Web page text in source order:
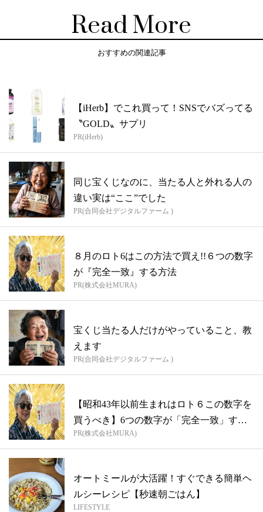
Read More
おすすめの関連記事
【iHerb】でこれ買って！SNSでバズってる
〝GOLD〟サプリ
PR(iHerb)
同じ宝くじなのに、当たる人と外れる人の
違い実は“ここ”でした
PR(合同会社デジタルファーム )
８月のロト6はこの方法で買え!!６つの数字
が『完全一致』する方法
PR(株式会社MURA)
宝くじ当たる人だけがやっていること、教
えます
PR(合同会社デジタルファーム )
【昭和43年以前生まれはロト６この数字を
買うべき】6つの数字が「完全一致」する
方...
PR(株式会社MURA)
オートミールが大活躍！すぐできる簡単ヘ
ルシーレシピ【秒速朝ごはん】
LIFESTYLE